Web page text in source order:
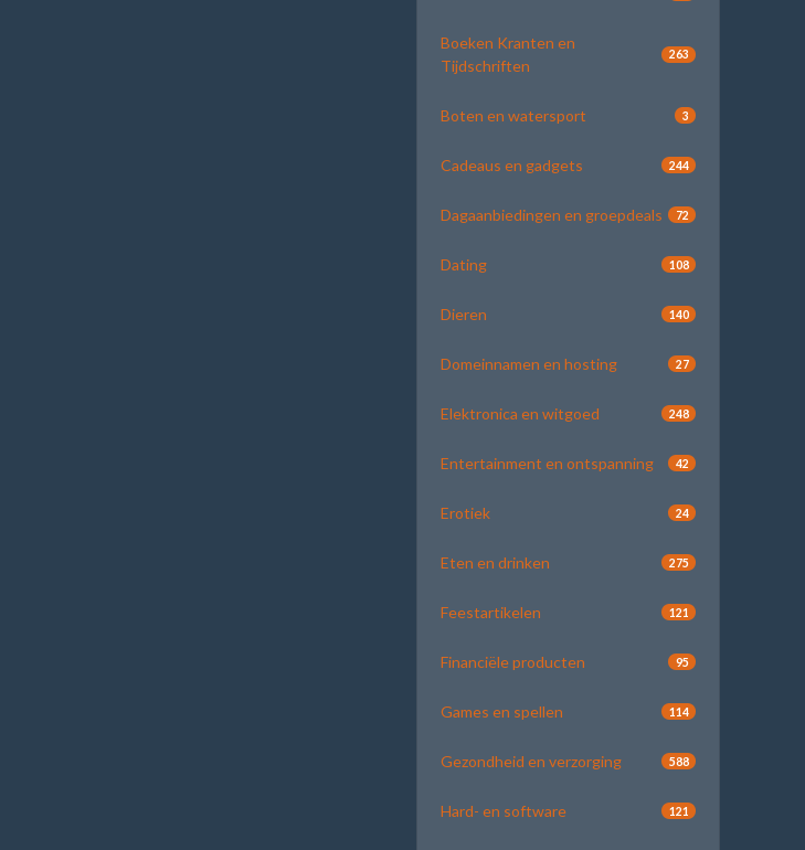
Boeken Kranten en
Tijdschriften
263
Boten en watersport 3
Cadeaus en gadgets 244
Dagaanbiedingen en groepdeals 72
Dating 108
Dieren 140
Domeinnamen en hosting 27
Elektronica en witgoed 248
Entertainment en ontspanning 42
Erotiek 24
Eten en drinken 275
Feestartikelen 121
Financiële producten 95
Games en spellen 114
Gezondheid en verzorging 588
Hard- en software 121